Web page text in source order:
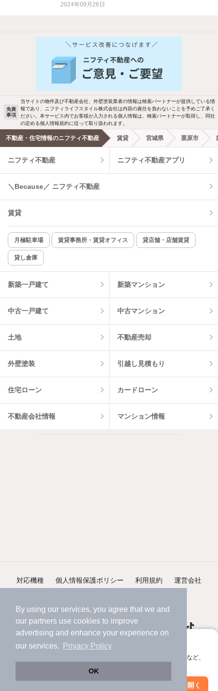
By using our services, you agree that we and
our partners use cookies to improve
advertising and enhance your experience on
our services.
Privacy Policy
OK
アプリに切り替えて、サクサクお部屋探し
会員登録なしですぐ使える。マップ検索やお気に入り保存など、
アプリを開く
絞り込み条件を変更
2024年09月26日
他の人はこんな条件で絞り込んでいます！
バス・トイレ別 2階以上
駐車場あり ペット相談
洗濯機置場あり 独立洗面台
エアコンあり 都市ガス
温水洗浄便座 オートロック
コンロ2口以上
新着のみ インターネット無料
該当件数:
5
免責
事項
当サイトの物件及び不動産会社、外壁塗装業者の情報は検索パートナーが提供している情
報であり、ニフティライフスタイル株式会社は内容の責任を負わないことを予めご了承く
ださい。本サービス内でお客様が入力される個人情報は、検索パートナーが取得し、同社
の定める個人情報規約に従って取り扱われます。
不動産・住宅情報のニフティ不動産 賃貸 宮城県 栗原市
ニフティ不動産 ニフティ不動産アプリ
＼Because／ ニフティ不動産
賃貸
月極駐車場 賃貸事務所・賃貸オフィス 貸店舗・店舗賃貸
貸し倉庫
新築一戸建て 新築マンション
中古一戸建て 中古マンション
土地 不動産売却
外壁塗装 引越し見積もり
住宅ローン カードローン
不動産会社情報 マンション情報
対応機種 個人情報保護ポリシー 利用規約 運営会社
©NIFTY Lifestyle Co., Ltd.